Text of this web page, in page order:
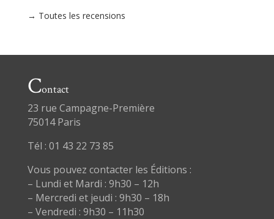
→ Toutes les recensions
Contact
23 rue Campagne-Première
75014 Paris
Tél : 01 43 22 73 85
Vous pouvez contacter les Éditions :
– Lundi et Mardi : 9h30 – 12h
– Mercredi et jeudi : 9h30 – 18h
– Vendredi : 9h30 – 11h30